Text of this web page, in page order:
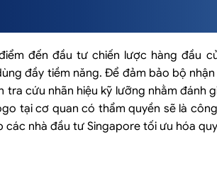
đến đầu tư chiến lược hàng đầu
đầy tiềm năng. Để đảm bảo bộ
cứu nhãn hiệu kỹ lưỡng nhằm đánh
tại cơ quan có thẩm quyền sẽ là
nhà đầu tư Singapore tối ưu hóa